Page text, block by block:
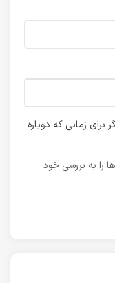
زمانی که دوباره
را به بررسی خود